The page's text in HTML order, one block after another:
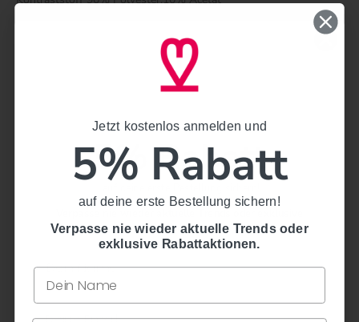
Reißverschluss vorn
gerader Ausschnitt
2 praktische Eingrifftaschen
hochwertige Verarbeitung
inklusive Schürze
Pflegedetails:
Mit gleichen oder ähnlichen Farben waschen, von links
waschen, Schürze separat waschen, mit Feinwaschmittel
Jetzt kostenlos anmelden und
5% Rabatt
Rabattaktionen.
Jetzt kostenlos anmelden und
5% Rabatt
auf deine erste Bestellung sichern!
Verpasse nie wieder aktuelle Trends oder
exklusive Rabattaktionen.